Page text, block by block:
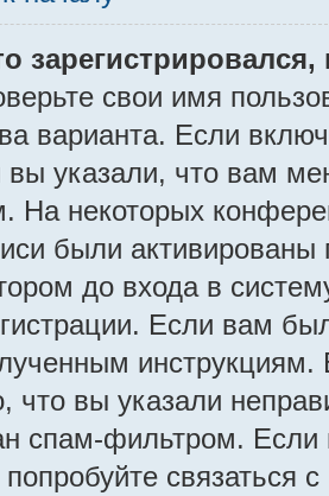
свои имя
варианта. Если
вы указали, что вам
На некоторых
были активированы
до входа в
Если вам
что вы указали
спам-фильтром.
связаться